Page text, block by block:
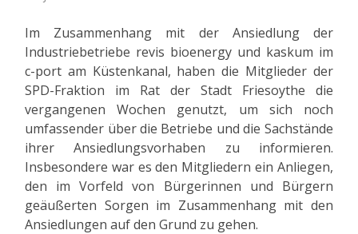
Im Zusammenhang mit der Ansiedlung der
Industriebetriebe revis bioenergy und kaskum im
c-port am Küstenkanal, haben die Mitglieder der
SPD-Fraktion im Rat der Stadt Friesoythe die
vergangenen Wochen genutzt, um sich noch
umfassender über die Betriebe und die Sachstände
ihrer Ansiedlungsvorhaben zu informieren.
Insbesondere war es den Mitgliedern ein Anliegen,
den im Vorfeld von Bürgerinnen und Bürgern
geäußerten Sorgen im Zusammenhang mit den
Ansiedlungen auf den Grund zu gehen.